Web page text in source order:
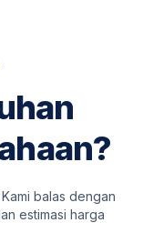
balas dengan
estimasi harga